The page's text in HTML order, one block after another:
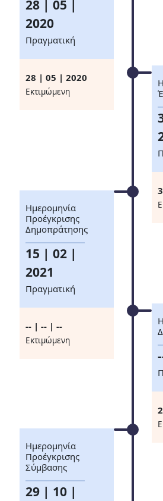
28 | 05 |
2020
Πραγματική
28 | 05 | 2020
Eκτιμώμενη
Ημερομηνία
Προέγκρισης
Δημοπράτησης
15 | 02 |
2021
Πραγματική
-- | -- | --
Eκτιμώμενη
Ημερομηνία
Προέγκρισης
Σύμβασης
29 | 10 |